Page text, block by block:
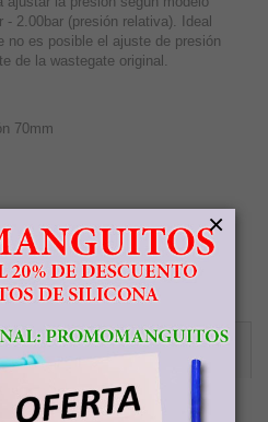
2.00bar (presión relativa). Ideal
no es posible el ajuste de presión
de la wastegate original.
70mm
CEUTA Y MELILLA
×